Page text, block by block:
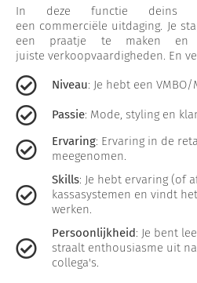
In deze functie
een commerciële uitdaging. Je
een praatje te maken
juiste verkoopvaardigheden. En
Niveau: Je hebt een
Passie: Mode, styling en
Ervaring: Ervaring in de
meegenomen.
Skills: Je hebt ervaring (of
kassasystemen en vindt
werken.
Persoonlijkheid: Je bent
straalt enthousiasme uit
collega's.